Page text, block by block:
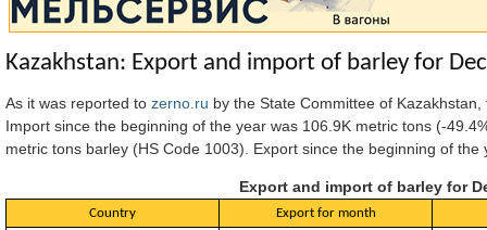
Kazakhstan: Export and import of barley for
As it was reported to zerno.ru by the State Committee of Kazakhstan
Import since the beginning of the year was 106.9K metric tons (-
metric tons barley (HS Code 1003). Export since the beginning of
Export and import of barley for
Country
Export for month